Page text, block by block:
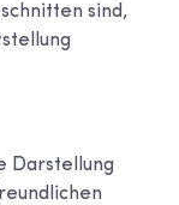
sind,
Darstellung